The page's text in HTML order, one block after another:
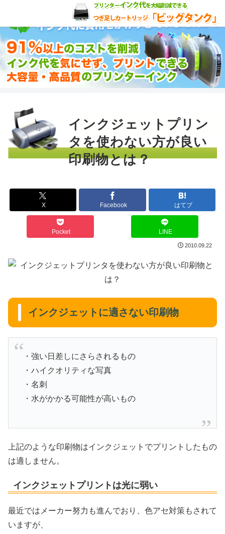
インクジェットプリン
タを使わない方が良い
印刷物とは？
X Facebook はてブ
Pocket LINE
2010.09.22
インクジェットに適さない印刷物
・強い日差しにさらされるもの
・ハイクオリティな写真
・名刺
・水がかかる可能性が高いもの
上記のような印刷物はインクジェットでプリントしたもの
は適しません。
インクジェットプリントは光に弱い
最近ではメーカー努力も進んでおり、色アセ対策もされて
いますが、